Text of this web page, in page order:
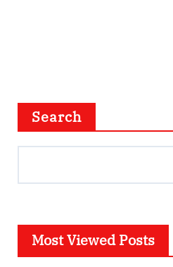
Search
Most Viewed Posts